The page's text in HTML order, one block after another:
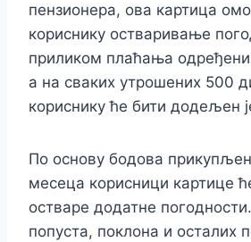
пензионера, ова картица
кориснику остваривање
приликом плаћања
а на сваких утрошених 500
кориснику ће бити додељен
По основу бодова
месеца корисници картице
остваре додатне
попуста, поклона и осталих